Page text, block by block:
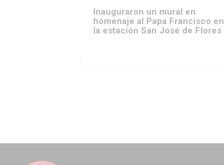
Inauguraron un mural en
homenaje al Papa Francisco en
la estación San José de Flores